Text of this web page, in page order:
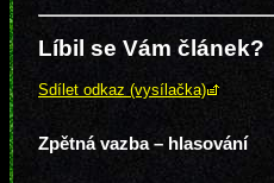
Líbil se Vám článek?
Sdílet odkaz (vysílačka)
Zpětná vazba – hlasování